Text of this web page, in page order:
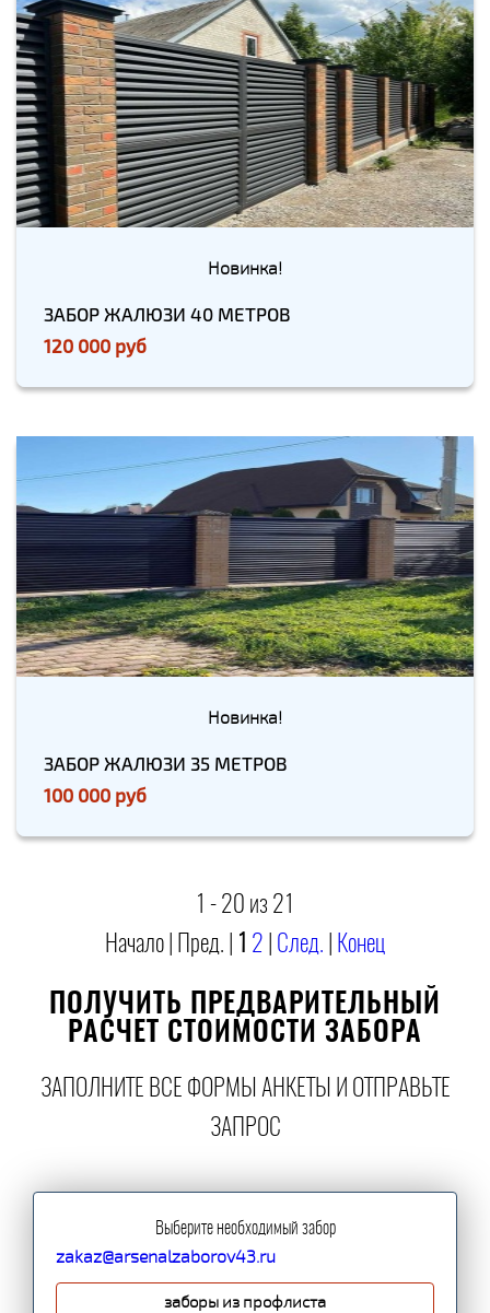
Новинка!
ЗАБОР ЖАЛЮЗИ 40 МЕТРОВ
120 000 руб
Новинка!
ЗАБОР ЖАЛЮЗИ 35 МЕТРОВ
100 000 руб
1 - 20 из 21
Начало | Пред. | 1 2 След. Конец
ПОЛУЧИТЬ ПРЕДВАРИТЕЛЬНЫЙ
РАСЧЕТ СТОИМОСТИ ЗАБОРА
ЗАПОЛНИТЕ ВСЕ ФОРМЫ АНКЕТЫ И ОТПРАВЬТЕ
ЗАПРОС
Выберите необходимый забор
zakaz@arsenalzaborov43.ru
заборы из профлиста